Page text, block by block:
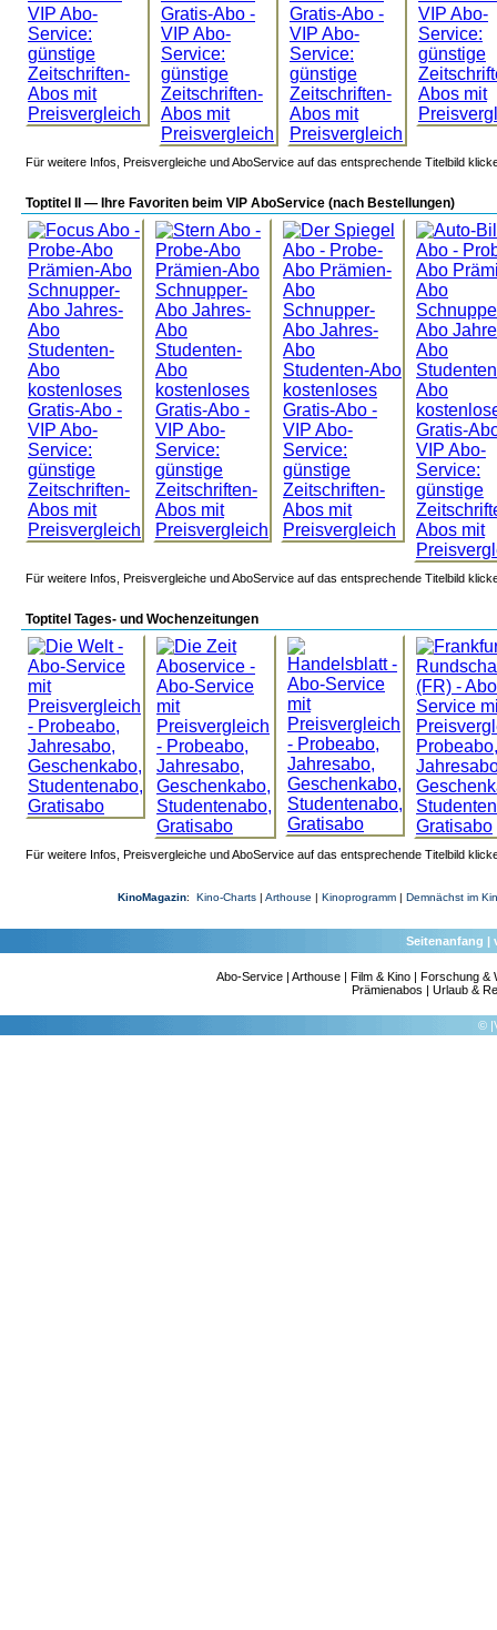
Für weitere Infos, Preisvergleiche und AboService auf das entsprechende Titelbild
Toptitel II — Ihre Favoriten beim VIP AboService (nach Bestellungen)
Für weitere Infos, Preisvergleiche und AboService auf das entsprechende Titelbild
Toptitel Tages- und Wochenzeitungen
Für weitere Infos, Preisvergleiche und AboService auf das entsprechende Titelbild
KinoMagazin: Kino-Charts| Arthouse | Kinoprogramm| Demnächst im
Seitenanfang |
Abo-Service| Arthouse| Film & Kino| Forschung &
Prämienabos |Urlaub &
©